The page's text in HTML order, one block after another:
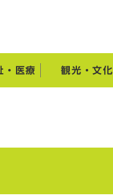
・医療 観光・文化